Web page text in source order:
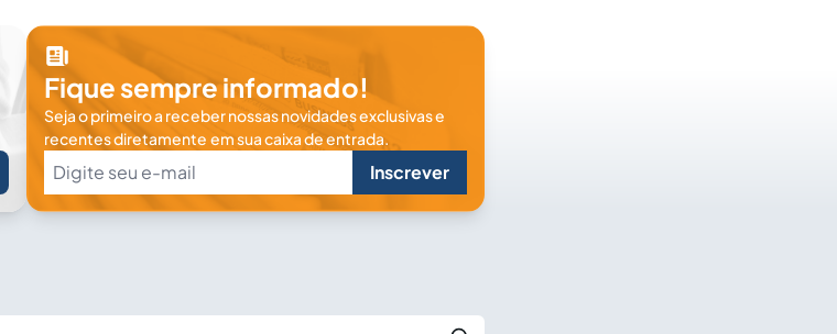
Fique sempre informado!
Seja o primeiro a receber nossas novidades exclusivas e
recentes diretamente em sua caixa de entrada.
Inscrever